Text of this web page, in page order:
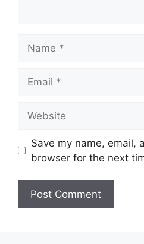
Save my name, email,
browser for the next